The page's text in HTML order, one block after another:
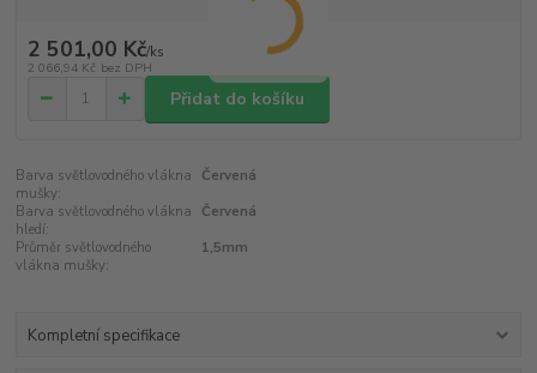
2 501,00 Kč/ks
2 066,94 Kč bez DPH
Přidat do košíku
Barva světlovodného vlákna
mušky:
Červená
Barva světlovodného vlákna
hledí:
Červená
Průměr světlovodného
vlákna mušky:
1,5mm
Kompletní specifikace